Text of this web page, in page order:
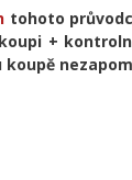
tohoto
+
koupě